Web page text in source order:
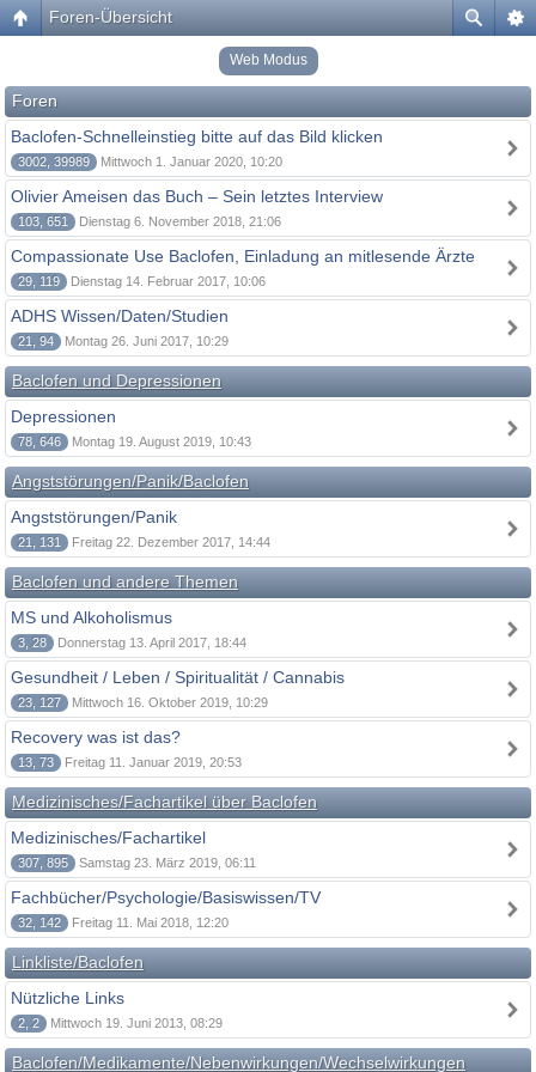
Foren-Übersicht
Web Modus
Foren
Baclofen-Schnelleinstieg bitte auf das Bild klicken
3002, 39989 Mittwoch 1. Januar 2020, 10:20
Olivier Ameisen das Buch – Sein letztes Interview
103, 651 Dienstag 6. November 2018, 21:06
Compassionate Use Baclofen, Einladung an mitlesende Ärzte
29, 119 Dienstag 14. Februar 2017, 10:06
ADHS Wissen/Daten/Studien
21, 94 Montag 26. Juni 2017, 10:29
Baclofen und Depressionen
Depressionen
78, 646 Montag 19. August 2019, 10:43
Angststörungen/Panik/Baclofen
Angststörungen/Panik
21, 131 Freitag 22. Dezember 2017, 14:44
Baclofen und andere Themen
MS und Alkoholismus
3, 28 Donnerstag 13. April 2017, 18:44
Gesundheit / Leben / Spiritualität / Cannabis
23, 127 Mittwoch 16. Oktober 2019, 10:29
Recovery was ist das?
13, 73 Freitag 11. Januar 2019, 20:53
Medizinisches/Fachartikel über Baclofen
Medizinisches/Fachartikel
307, 895 Samstag 23. März 2019, 06:11
Fachbücher/Psychologie/Basiswissen/TV
32, 142 Freitag 11. Mai 2018, 12:20
Linkliste/Baclofen
Nützliche Links
2, 2 Mittwoch 19. Juni 2013, 08:29
Baclofen/Medikamente/Nebenwirkungen/Wechselwirkungen